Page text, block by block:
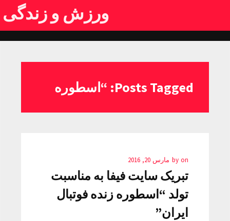
ورزش و زندگی
Posts Tagged: “اسطوره
by on مارس 20, 2016
تبریک سایت فیفا به مناسبت
تولد “اسطوره زنده فوتبال
ایران”